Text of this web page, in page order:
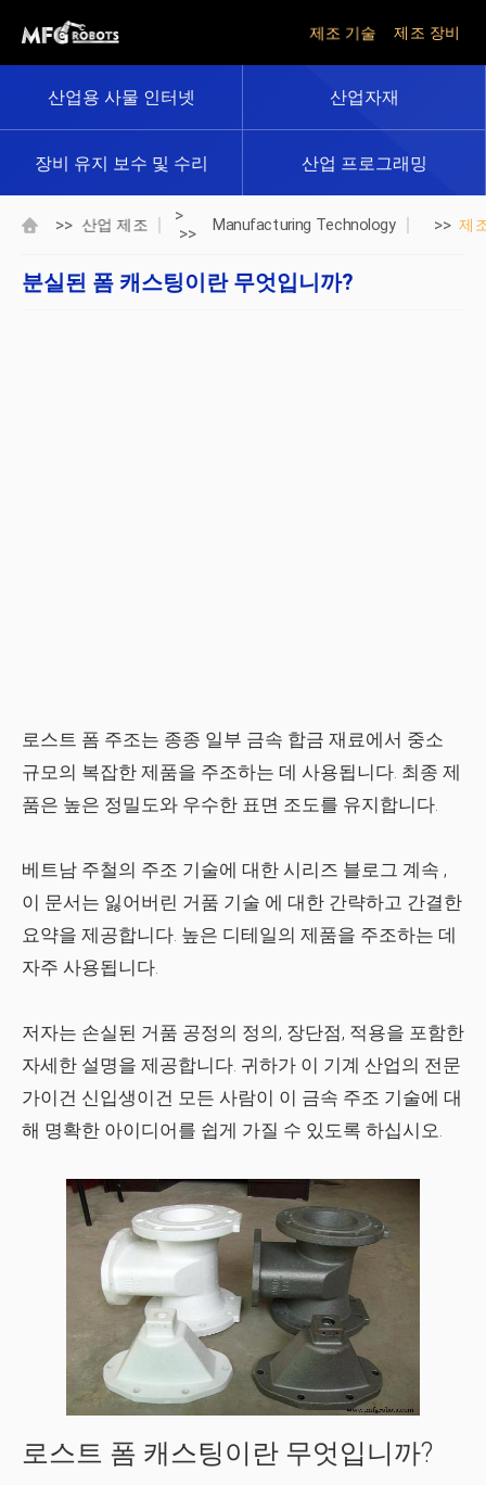
제조 기술 제조 장비
산업용 사물 인터넷 산업자재
장비 유지 보수 및 수리 산업 프로그래밍
>> 산업 제조
>
>>
Manufacturing Technology >> 제
분실된 폼 캐스팅이란 무엇입니까?
로스트 폼 주조는 종종 일부 금속 합금 재료에서 중소
규모의 복잡한 제품을 주조하는 데 사용됩니다. 최종 제
품은 높은 정밀도와 우수한 표면 조도를 유지합니다.
베트남 주철의 주조 기술에 대한 시리즈 블로그 계속 ,
이 문서는 잃어버린 거품 기술 에 대한 간략하고 간결한
요약을 제공합니다. 높은 디테일의 제품을 주조하는 데
자주 사용됩니다.
저자는 손실된 거품 공정의 정의, 장단점, 적용을 포함한
자세한 설명을 제공합니다. 귀하가 이 기계 산업의 전문
가이건 신입생이건 모든 사람이 이 금속 주조 기술에 대
해 명확한 아이디어를 쉽게 가질 수 있도록 하십시오.
로스트 폼 캐스팅이란 무엇입니까?